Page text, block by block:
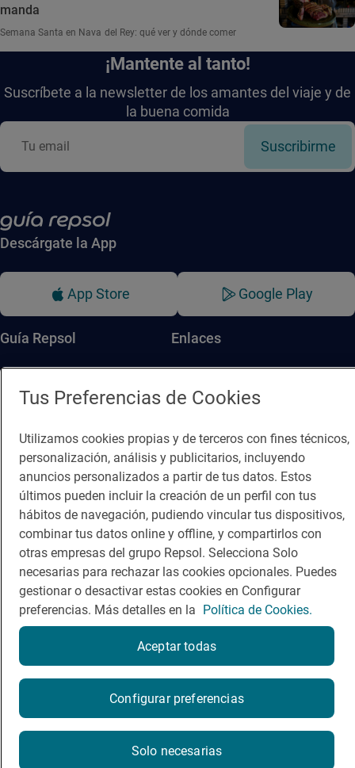
¿Quieres probarlo?
983353508
Por favor, contacta directamente con el restaurante.
manda
Semana Santa en Nava del Rey: qué ver y dónde comer
¡Mantente al tanto!
Suscríbete a la newsletter de los amantes del viaje y de
la buena comida
Suscribirme
Descárgate la App
App Store Google Play
Guía Repsol
Viajar
Dormir
Enlaces
Sala de prensa
Canal de ética
Política de privacidad Política de cookies Nota legal
Condiciones del servicio
© Repsol S.A. 2000 - 2026
Tus Preferencias de Cookies
Utilizamos cookies propias y de terceros con fines técnicos,
personalización, análisis y publicitarios, incluyendo
anuncios personalizados a partir de tus datos. Estos
últimos pueden incluir la creación de un perfil con tus
hábitos de navegación, pudiendo vincular tus dispositivos,
combinar tus datos online y offline, y compartirlos con
otras empresas del grupo Repsol. Selecciona Solo
necesarias para rechazar las cookies opcionales. Puedes
gestionar o desactivar estas cookies en Configurar
preferencias. Más detalles en la Política de Cookies.
Configurar preferencias
Solo necesarias
Aceptar todas